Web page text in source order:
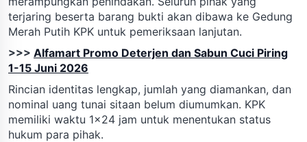
terjaring beserta barang bukti akan dibawa ke Gedung
Merah Putih KPK untuk pemeriksaan lanjutan.
>>> Alfamart Promo Deterjen dan Sabun Cuci Piring
1-15 Juni 2026
Rincian identitas lengkap, jumlah yang diamankan, dan
nominal uang tunai sitaan belum diumumkan. KPK
memiliki waktu 1x24 jam untuk menentukan status
hukum para pihak.